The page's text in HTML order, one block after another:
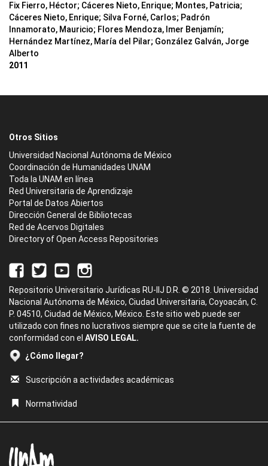
Fix Fierro, Héctor; Cáceres Nieto, Enrique; Montes, Patricia;
Cáceres Nieto, Enrique; Silva Forné, Carlos; Padrón
Innamorato, Mauricio; Flores Mendoza, Imer Benjamín;
Hernández Martínez, María del Pilar; González Galván, Jorge
Alberto
2011
Otros Sitios
Universidad Nacional Autónoma de México
Coordinación de Humanidades UNAM
Toda la UNAM en línea
Red Universitaria de Aprendizaje
Portal de Datos Abiertos
Dirección General de Bibliotecas
Red de Acervos Digitales
Directory of Open Access Repositories
Repositorio Universitario Jurídicas RU-IIJ D.R. © 2018. Universidad
Nacional Autónoma de México, Ciudad Universitaria, Coyoacán, C.
P. 04510, Ciudad de México, México. Este sitio web puede ser
utilizado con fines no lucrativos siempre que se cite la fuente de
conformidad con el AVISO LEGAL.
¿Cómo llegar?
Suscripción a actividades académicas
Normatividad